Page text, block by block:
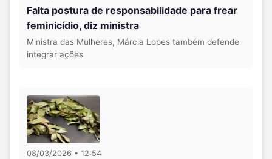
Falta postura de responsabilidade para frear
feminicídio, diz ministra
Ministra das Mulheres, Márcia Lopes também defende
integrar ações
08/03/2026 • 12:54